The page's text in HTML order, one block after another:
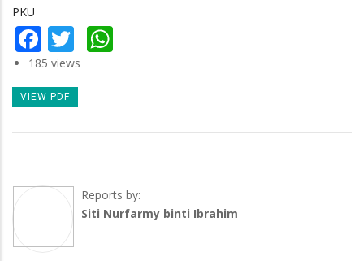
PKU
Facebook
Twitter
185 views
VIEW PDF
Reports by:
Siti Nurfarmy binti Ibrahim